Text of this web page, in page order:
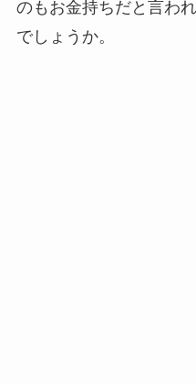
のもお金持ちだと言わ
でしょうか。